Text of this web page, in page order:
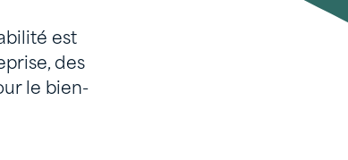
est
des
le bien-